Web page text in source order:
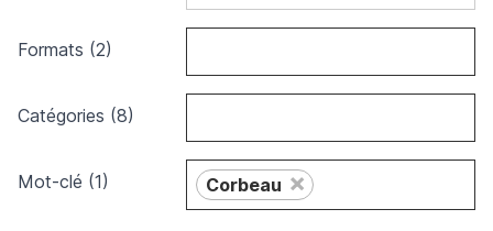
Formats (2)
Catégories (8)
Mot-clé (1) Corbeau ×